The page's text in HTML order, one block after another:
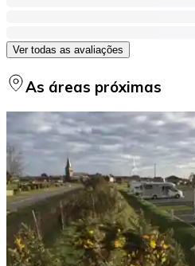
Ver todas as avaliações
As áreas próximas